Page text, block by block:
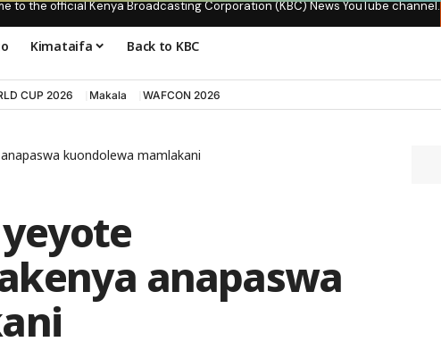
to the official Kenya Broadcasting Corporation (KBC) News YouTube channel.
Kimataifa Back to KBC
CUP 2026 Makala WAFCON 2026
kuondolewa mamlakani
anapaswa